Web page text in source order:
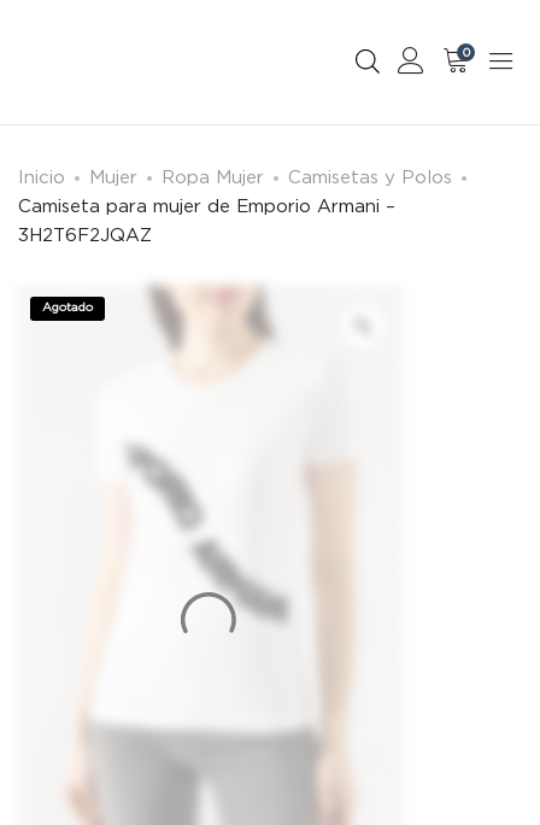
0
Inicio Mujer Ropa Mujer
Camisetas y Polos
Camiseta para mujer de Emporio Armani –
3H2T6F2JQAZ
Agotado